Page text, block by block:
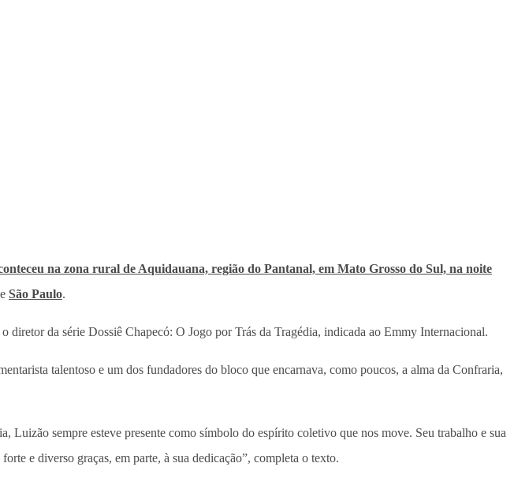
na zona rural de Aquidauana, região do Pantanal, em Mato Grosso do Sul, na noite
São Paulo.
da série Dossiê Chapecó: O Jogo por Trás da Tragédia, indicada ao Emmy Internacional.
talentoso e um dos fundadores do bloco que encarnava, como poucos, a alma da Confraria,
Luizão sempre esteve presente como símbolo do espírito coletivo que nos move. Seu trabalho e sua
e diverso graças, em parte, à sua dedicação”, completa o texto.